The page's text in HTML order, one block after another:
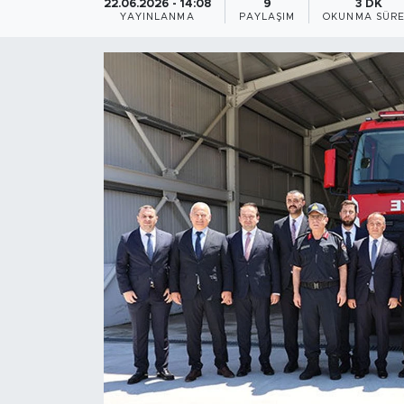
22.06.2026 - 14:08
YAYINLANMA
9
PAYLAŞIM
3 DK
OKUNMA